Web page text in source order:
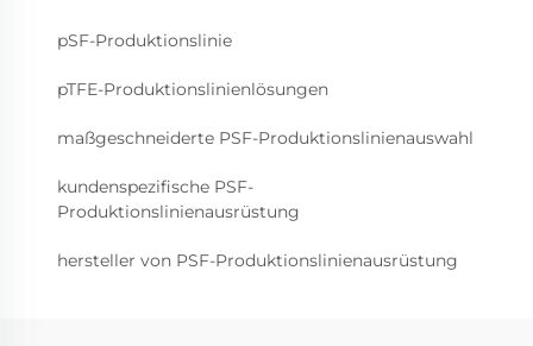
pSF-Produktionslinie
pTFE-Produktionslinienlösungen
maßgeschneiderte PSF-Produktionslinienauswahl
kundenspezifische PSF-
Produktionslinienausrüstung
hersteller von PSF-Produktionslinienausrüstung